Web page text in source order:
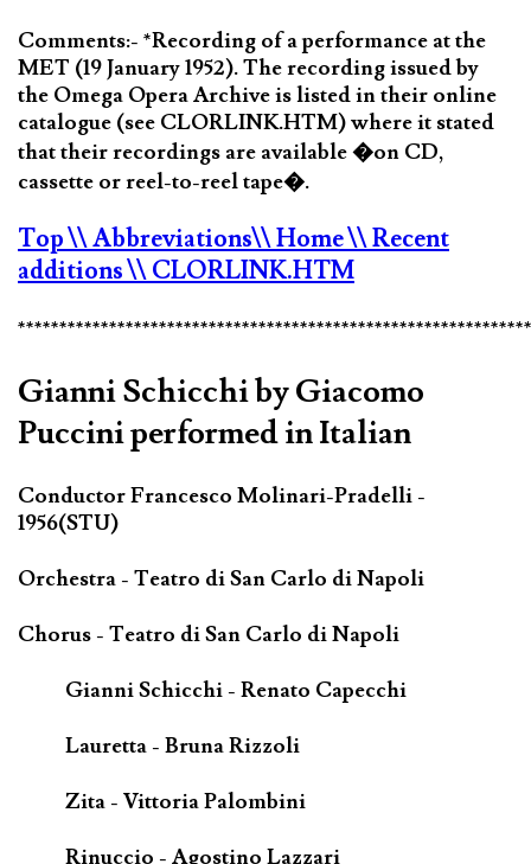
Comments:- *Recording of a performance at the
MET (19 January 1952). The recording issued by
the Omega Opera Archive is listed in their online
catalogue (see CLORLINK.HTM) where it stated
that their recordings are available �on CD,
cassette or reel-to-reel tape�.
Top\\ Abbreviations\\ Home\\ Recent
additions\\ CLORLINK.HTM
Gianni Schicchi by Giacomo
Puccini performed in Italian
Conductor Francesco Molinari-Pradelli -
1956(STU)
Orchestra - Teatro di San Carlo di Napoli
Chorus - Teatro di San Carlo di Napoli
Gianni Schicchi - Renato Capecchi
Lauretta - Bruna Rizzoli
Zita - Vittoria Palombini
Rinuccio - Agostino Lazzari